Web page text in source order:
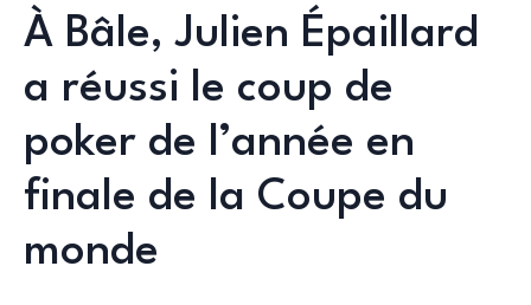
À Bâle, Julien Épaillard
a réussi le coup de
poker de l’année en
finale de la Coupe du
monde